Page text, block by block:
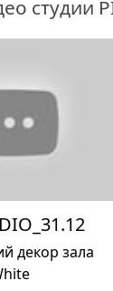
студии
декор зала